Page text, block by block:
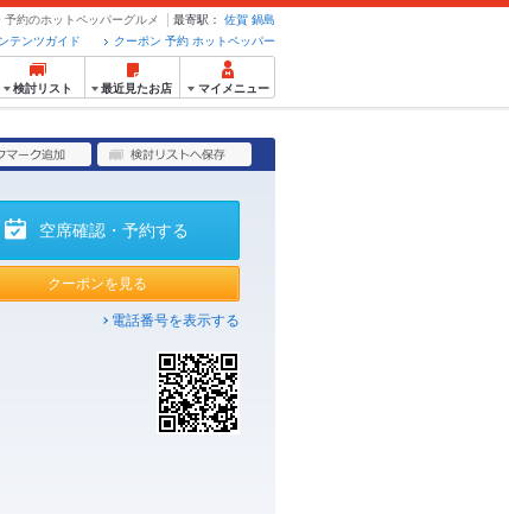
約のホットペッパーグルメ 最寄駅： 佐賀 鍋島
クーポン 予約 ホットペッパー
テンツガイド
検討リスト 最近見たお店 マイメニュー
空席確認・予約する
クーポンを見る
電話番号を表示する